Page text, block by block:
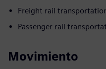
Freight rail
Passenger rail
Movimiento